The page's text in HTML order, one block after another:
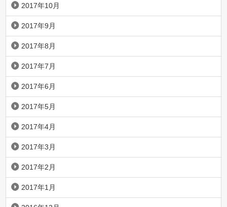
2017年10月
2017年9月
2017年8月
2017年7月
2017年6月
2017年5月
2017年4月
2017年3月
2017年2月
2017年1月